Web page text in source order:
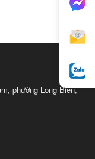
phường Long Biên,